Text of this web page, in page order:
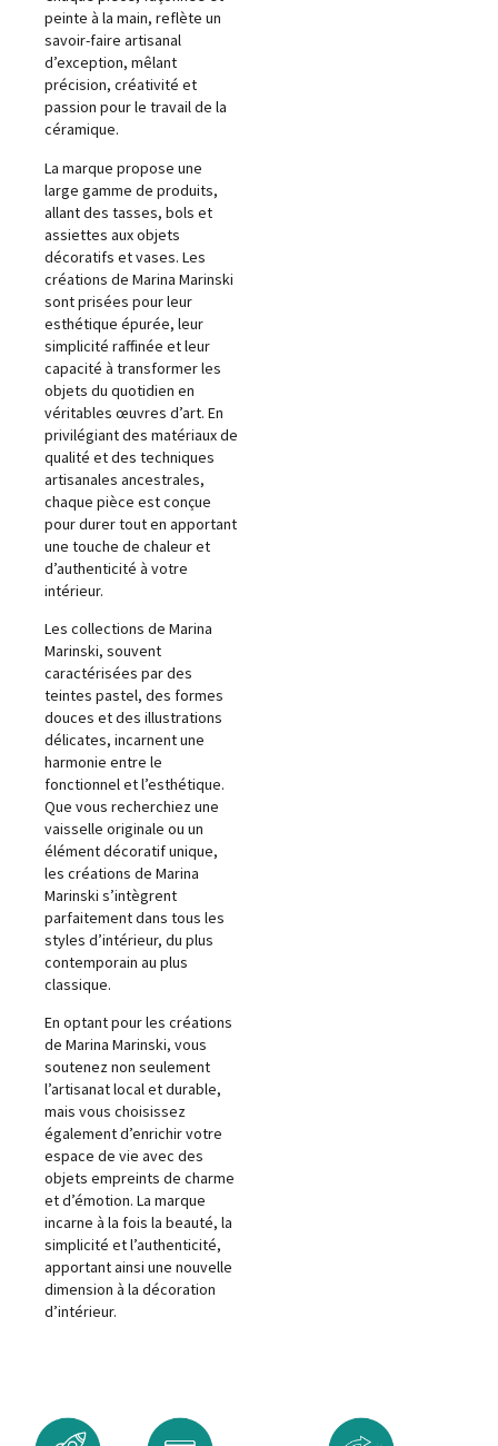
peinte à la main, reflète un
savoir-faire artisanal
d’exception, mêlant
précision, créativité et
passion pour le travail de la
céramique.
La marque propose une
large gamme de produits,
allant des tasses, bols et
assiettes aux objets
décoratifs et vases. Les
créations de Marina Marinski
sont prisées pour leur
esthétique épurée, leur
simplicité raffinée et leur
capacité à transformer les
objets du quotidien en
véritables œuvres d’art. En
privilégiant des matériaux de
qualité et des techniques
artisanales ancestrales,
chaque pièce est conçue
pour durer tout en apportant
une touche de chaleur et
d’authenticité à votre
intérieur.
Les collections de Marina
Marinski, souvent
caractérisées par des
teintes pastel, des formes
douces et des illustrations
délicates, incarnent une
harmonie entre le
fonctionnel et l’esthétique.
Que vous recherchiez une
vaisselle originale ou un
élément décoratif unique,
les créations de Marina
Marinski s’intègrent
parfaitement dans tous les
styles d’intérieur, du plus
contemporain au plus
classique.
En optant pour les créations
de Marina Marinski, vous
soutenez non seulement
l’artisanat local et durable,
mais vous choisissez
également d’enrichir votre
espace de vie avec des
objets empreints de charme
et d’émotion. La marque
incarne à la fois la beauté, la
simplicité et l’authenticité,
apportant ainsi une nouvelle
dimension à la décoration
d’intérieur.